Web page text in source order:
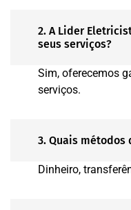
2. A Lider
seus serviços?
Sim, oferecemos
serviços.
3. Quais métodos
Dinheiro,